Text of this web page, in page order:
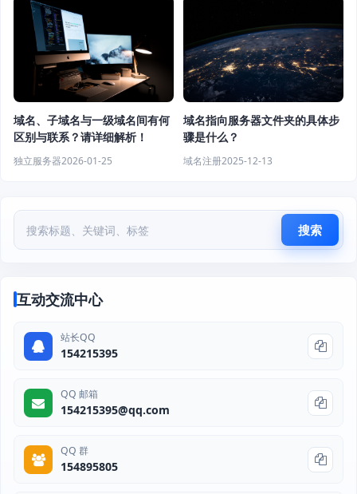
域名、子域名与一级域名间有何
区别与联系？请详细解析！
独立服务器2026-01-25
域名指向服务器文件夹的具体步
骤是什么？
域名注册2025-12-13
搜索
互动交流中心
站长QQ
154215395
QQ 邮箱
154215395@qq.com
QQ 群
154895805